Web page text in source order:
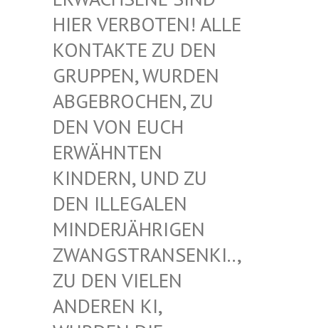
IER VERBOTEN! ALLE K
ONTAKTE ZU DEN G
RUPPEN, WURDEN A
BGEBROCHEN, ZU D
EN VON EUCH E
RWÄHNTEN K
INDERN, UND ZU D
EN ILLEGALEN M
INDERJÄHRIGEN Z
WANGSTRANSENKI.., Z
U DEN VIELEN A
NDEREN KI, W